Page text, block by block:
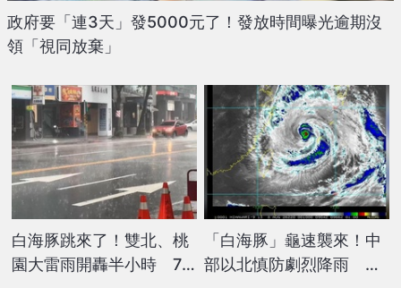
政府要「連3天」發5000元了！發放時間曝光逾期沒
領「視同放棄」
白海豚跳來了！雙北、桃
園大雷雨開轟半小時 7
「白海豚」龜速襲來！中
部以北慎防劇烈降雨 專